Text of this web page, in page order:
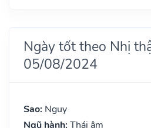
Ngày tốt theo Nhị
05/08/2024
Sao: Nguy
Ngũ hành: Thái âm